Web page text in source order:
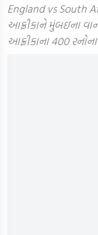
England vs South
આફ્રીકાને મુંબઇના
આફ્રીકાના 400